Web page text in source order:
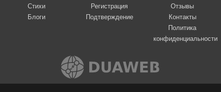
Стихи
Блоги
Регистрация
Подтверждение
Отзывы
Контакты
Политика
конфиденциальности